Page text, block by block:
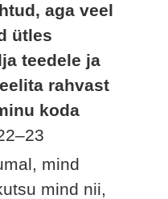
aga veel
ütles
teedele ja
rahvast
koda
mind
mind nii,